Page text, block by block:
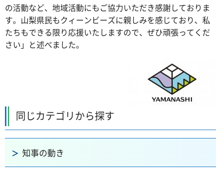
の活動など、地域活動にもご協力いただき感謝しておりま
す。山梨県民もクィーンビーズに親しみを感じており、私
たちもできる限り応援いたしますので、ぜひ頑張ってくだ
さい」と述べました。
同じカテゴリから探す
知事の動き